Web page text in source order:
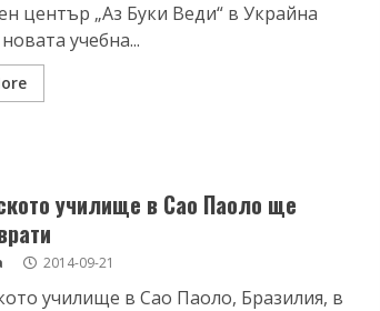
център „Аз Буки Веди“ в Украйна
учебна...
училище в Сао Паоло ще
2014-09-21
училище в Сао Паоло, Бразилия, в